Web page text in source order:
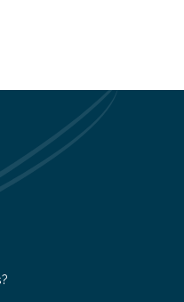
sind weltweit auf
In diesem Bereich
der Abteilung
und
Leitung von Prof. Dr.
DSMZ-Deutsche